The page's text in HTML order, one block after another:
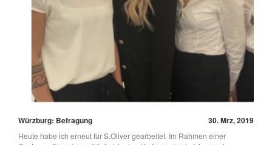
Würzburg: Befragung 30. Mrz, 2019
Heute habe ich erneut für S.Oliver gearbeitet. Im Rahmen einer